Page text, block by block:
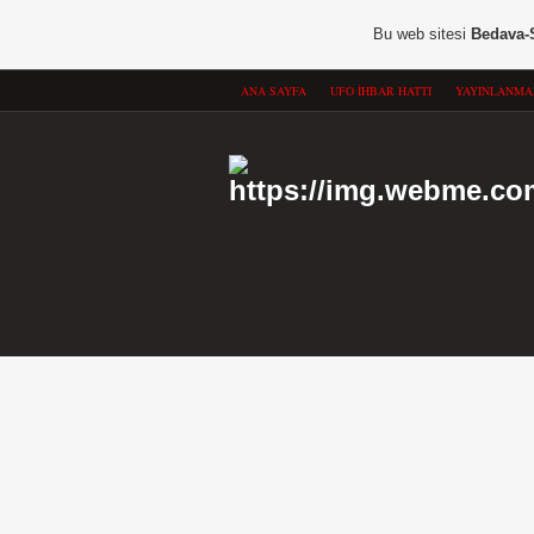
ANA SAYFA UFO İHBAR HATTI
Bu web sitesi